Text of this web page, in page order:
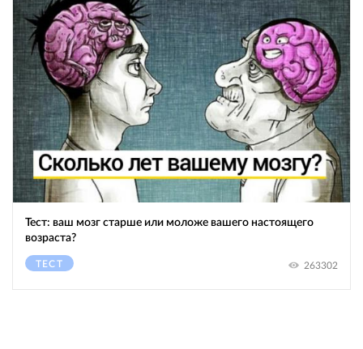
Тест: ваш мозг старше или моложе вашего настоящего
возраста?
ТЕСТ 263302